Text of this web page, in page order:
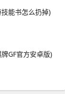
能书怎么扔掉)
GF官方安卓版)